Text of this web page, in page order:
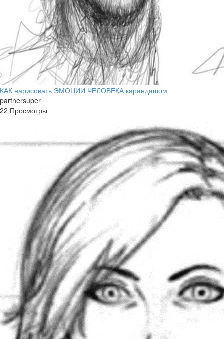
КАК нарисовать ЭМОЦИИ ЧЕЛОВЕКА карандашом
partnersuper
22 Просмотры